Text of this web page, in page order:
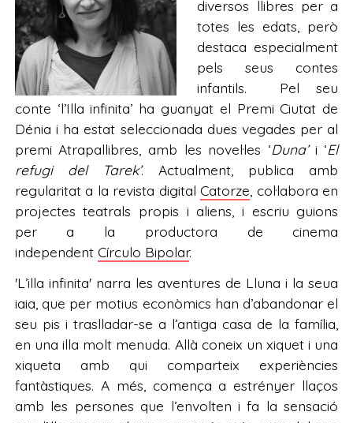
diversos llibres per a
totes les edats, però
destaca especialment
pels seus contes
infantils. Pel seu
conte ‘l’Illa infinita’ ha guanyat el Premi Ciutat de
Dénia i ha estat seleccionada dues vegades per al
premi Atrapallibres, amb les novel·les ‘Duna’i ‘El
refugi del Tarek’. Actualment, publica amb
regularitat a la revista digital Catorze , col·labora en
projectes teatrals propis i aliens, i escriu guions
per a la productora de cinema
independent Círculo Bipolar.
'L’illa infinita' narra les aventures de Lluna i la seua
iaia, que per motius econòmics han d’abandonar el
seu pis i traslladar-se a l’antiga casa de la família,
en una illa molt menuda. Allà coneix un xiquet i una
xiqueta amb qui comparteix experiències
fantàstiques. A més, comença a estrényer llaços
amb les persones que l’envolten i fa la sensació